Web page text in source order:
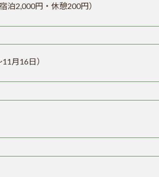
泊2,000円・休憩200円）
月16日）